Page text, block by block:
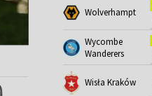
Wolverhampton
Wycombe
Wanderers
Wisła Kraków